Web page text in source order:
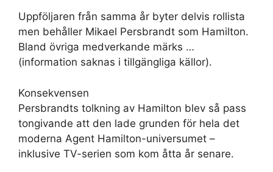
Uppföljaren från samma år byter delvis rollista
men behåller Mikael Persbrandt som Hamilton.
Bland övriga medverkande märks …
(information saknas i tillgängliga källor).
Konsekvensen
Persbrandts tolkning av Hamilton blev så pass
tongivande att den lade grunden för hela det
moderna Agent Hamilton-universumet –
inklusive TV-serien som kom åtta år senare.